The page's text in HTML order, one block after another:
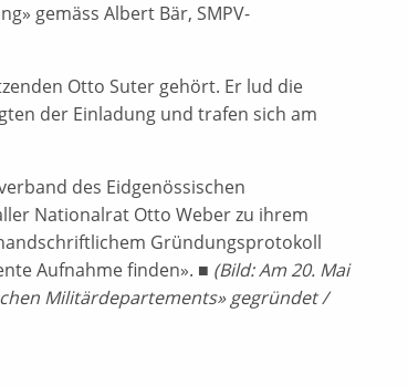
gemäss Albert Bär, SMPV-
Otto Suter gehört. Er lud die
der Einladung und trafen sich am
des Eidgenössischen
Nationalrat Otto Weber zu ihrem
Gründungsprotokoll
Aufnahme finden». ■ (Bild: Am 20. Mai
Militärdepartements» gegründet /